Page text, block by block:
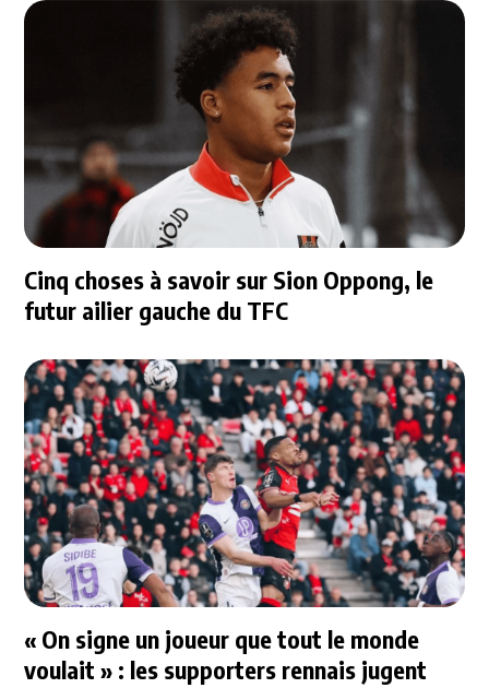
Cinq choses à savoir sur Sion Oppong, le
futur ailier gauche du TFC
« On signe un joueur que tout le monde
voulait » : les supporters rennais jugent